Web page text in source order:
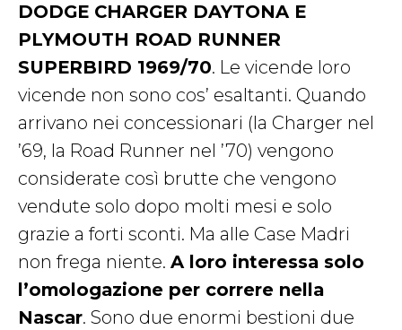
DODGE CHARGER DAYTONA E
PLYMOUTH ROAD RUNNER
SUPERBIRD 1969/70. Le vicende loro
vicende non sono cos’ esaltanti. Quando
arrivano nei concessionari (la Charger nel
’69, la Road Runner nel ’70) vengono
considerate così brutte che vengono
vendute solo dopo molti mesi e solo
grazie a forti sconti. Ma alle Case Madri
non frega niente. A loro interessa solo
l’omologazione per correre nella
Nascar. Sono due enormi bestioni due